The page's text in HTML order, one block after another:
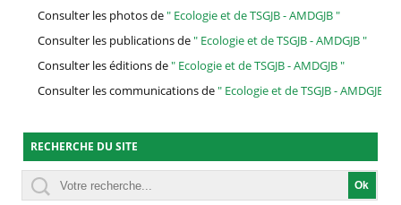
Consulter les photos de" Ecologie et de TSGJB - AMDGJB "
Consulter les publications de" Ecologie et de TSGJB - AMDGJB "
Consulter les éditions de" Ecologie et de TSGJB - AMDGJB "
Consulter les communications de" Ecologie et de TSGJB - AMDGJB "
RECHERCHE DU SITE